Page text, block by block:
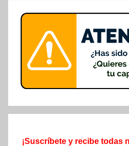
¡Suscríbete y recibe todas